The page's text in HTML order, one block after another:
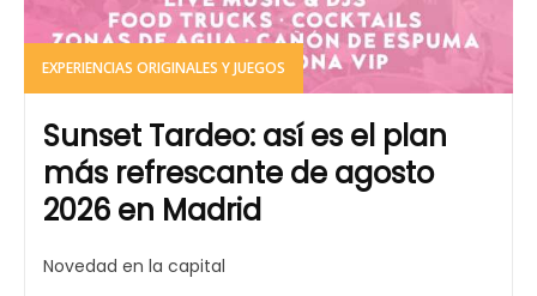
EXPERIENCIAS ORIGINALES Y JUEGOS
Sunset Tardeo: así es el plan
más refrescante de agosto
2026 en Madrid
Novedad en la capital